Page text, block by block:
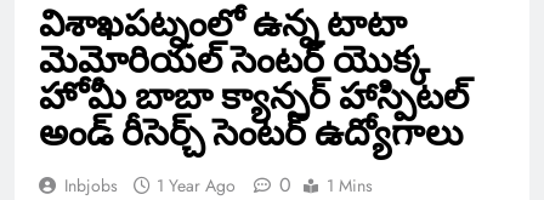
విశాఖపట్నంలో ఉన్న టాటా
మెమోరియల్ సెంటర్ యొక్క
హోమీ బాబా క్యాన్సర్ హాస్పిటల్
అండ్ రీసెర్చ్ సెంటర్ ఉద్యోగాలు
Inbjobs 1 Year Ago 0 1 Mins